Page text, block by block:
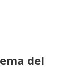
del